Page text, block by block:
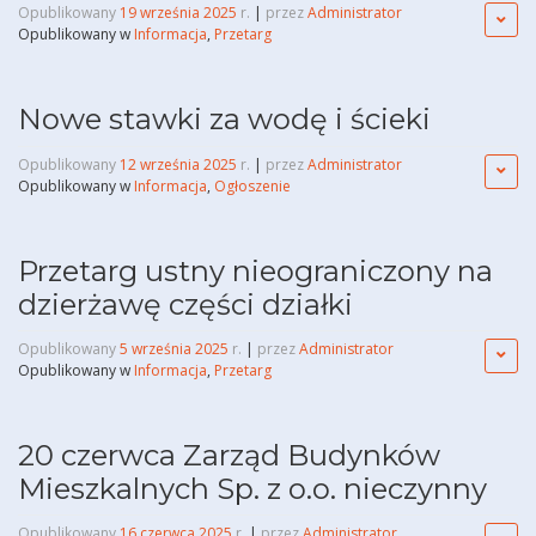
Opublikowany 19 września 2025 r. | przezAdministrator
Opublikowany w Informacja, Przetarg
Nowe stawki za wodę i ścieki
Opublikowany 12 września 2025 r. | przezAdministrator
Opublikowany w Informacja, Ogłoszenie
Przetarg ustny nieograniczony na
dzierżawę części działki
Opublikowany5 września 2025 r. | przezAdministrator
Opublikowany w Informacja, Przetarg
20 czerwca Zarząd Budynków
Mieszkalnych Sp. z o.o. nieczynny